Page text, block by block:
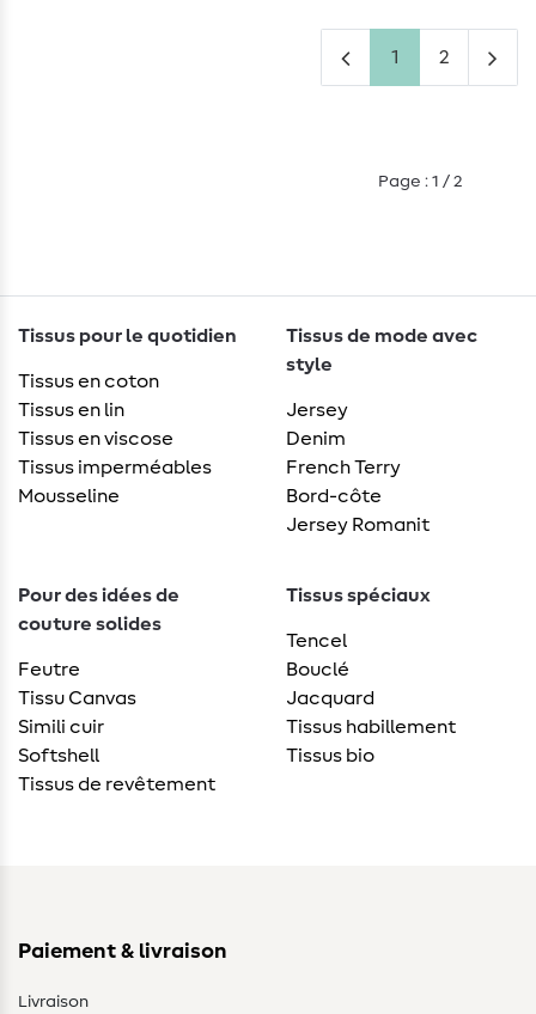
1 2
Page : 1 / 2
Tissus pour le quotidien
Tissus en coton
Tissus en lin
Tissus en viscose
Tissus imperméables
Mousseline
Tissus de mode avec
style
Jersey
Denim
French Terry
Bord-côte
Jersey Romanit
Pour des idées de
couture solides
Feutre
Tissu Canvas
Simili cuir
Softshell
Tissus de revêtement
Tissus spéciaux
Tencel
Bouclé
Jacquard
Tissus habillement
Tissus bio
Paiement & livraison
Livraison